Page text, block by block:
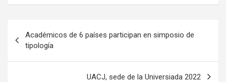
Académicos de 6 países participan en simposio de
tipología
UACJ, sede de la Universiada 2022